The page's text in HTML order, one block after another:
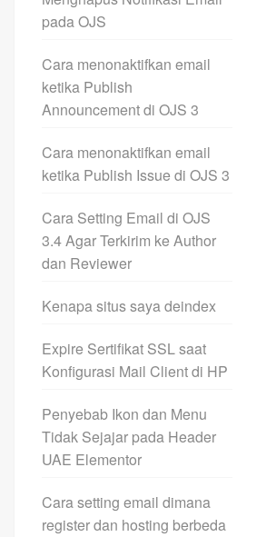
pada OJS
Cara menonaktifkan email
ketika Publish
Announcement di OJS 3
Cara menonaktifkan email
ketika Publish Issue di OJS 3
Cara Setting Email di OJS
3.4 Agar Terkirim ke Author
dan Reviewer
Kenapa situs saya deindex
Expire Sertifikat SSL saat
Konfigurasi Mail Client di HP
Penyebab Ikon dan Menu
Tidak Sejajar pada Header
UAE Elementor
Cara setting email dimana
register dan hosting berbeda